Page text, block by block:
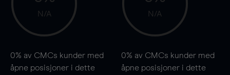
N/A
0% av CMCs kunder med
åpne posisjoner i dette
N/A
0% av CMCs kunder med
åpne posisjoner i dette